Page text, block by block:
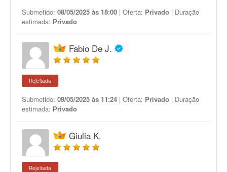
Submetido: 08/05/2025 às 18:00 | Oferta: Privado | Duração
estimada: Privado
Fabio De J.
Rejeitada
Submetido: 09/05/2025 às 11:24 | Oferta: Privado | Duração
estimada: Privado
Giulia K.
Rejeitada